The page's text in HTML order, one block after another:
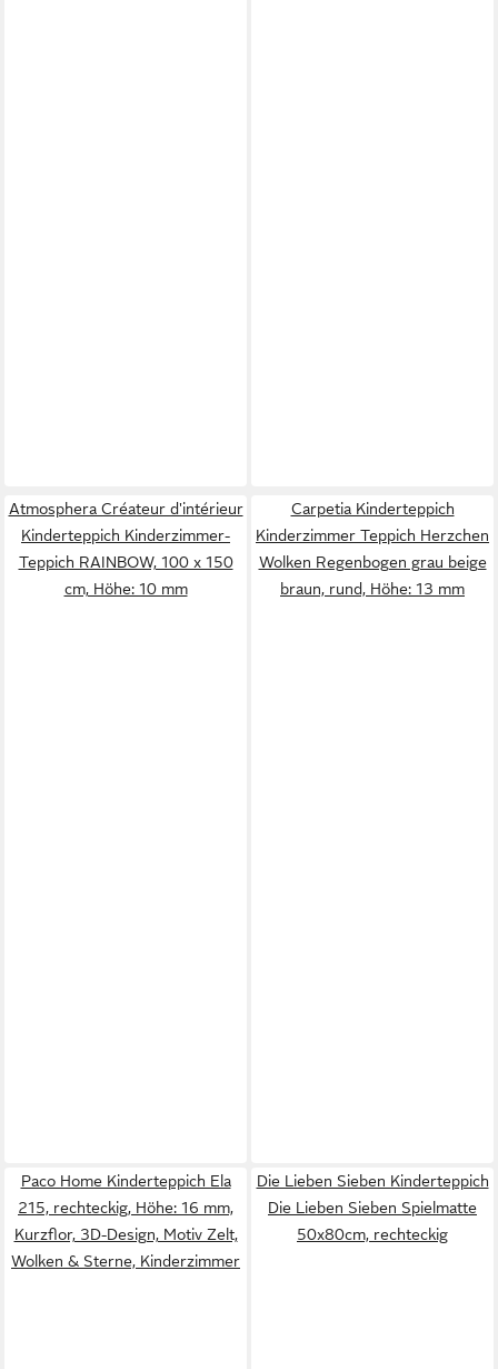
Atmosphera Créateur d'intérieur
Kinderteppich Kinderzimmer-
Teppich RAINBOW, 100 x 150
cm, Höhe: 10 mm
Carpetia Kinderteppich
Kinderzimmer Teppich Herzchen
Wolken Regenbogen grau beige
braun, rund, Höhe: 13 mm
Paco Home Kinderteppich Ela
215, rechteckig, Höhe: 16 mm,
Kurzflor, 3D-Design, Motiv Zelt,
Wolken & Sterne, Kinderzimmer
Die Lieben Sieben Kinderteppich
Die Lieben Sieben Spielmatte
50x80cm, rechteckig